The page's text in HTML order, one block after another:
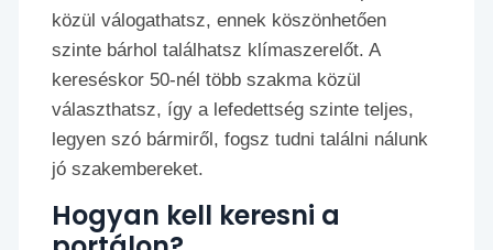
közül válogathatsz, ennek köszönhetően
szinte bárhol találhatsz klímaszerelőt. A
kereséskor 50-nél több szakma közül
választhatsz, így a lefedettség szinte teljes,
legyen szó bármiről, fogsz tudni találni nálunk
jó szakembereket.
Hogyan kell keresni a